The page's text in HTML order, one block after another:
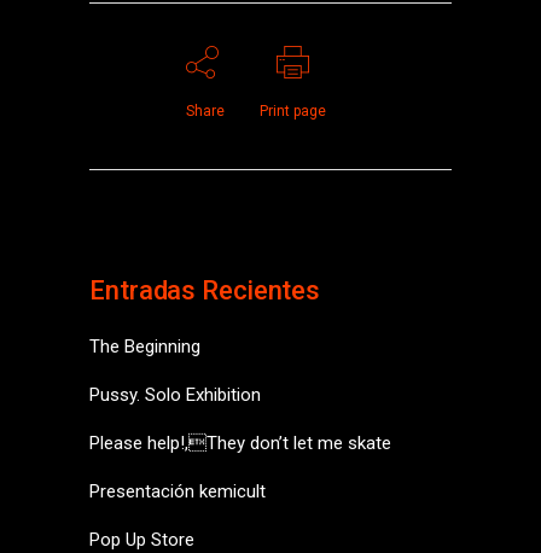
Share Print page
Entradas Recientes
The Beginning
Pussy. Solo Exhibition
Please help!,They don’t let me skate
Presentación kemicult
Pop Up Store